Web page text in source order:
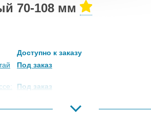
70-108 мм
Доступно к заказу
Под заказ
Под заказ
Под заказ